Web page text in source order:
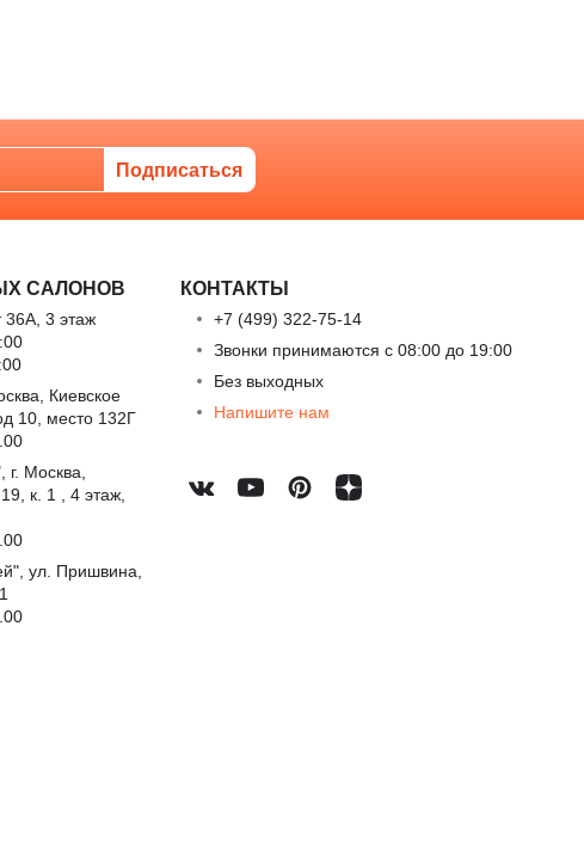
САЛОНОВ
36А, 3 этаж
Киевское
10, место 132Г
Москва,
к. 1 , 4 этаж,
ул. Пришвина,
КОНТАКТЫ
+7 (499) 322-75-14
Звонки принимаются с 08:00 до 19:00
Без выходных
Напишите нам